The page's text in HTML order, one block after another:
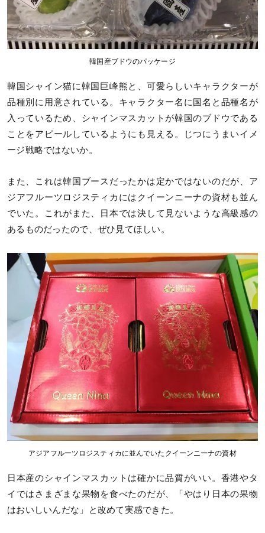
韓国産ブドウのパッケージ
韓国シャイン猫に韓国巨峰熊と、可愛らしいキャラクターが
品種別に用意されている。キャラクター名に国名と品種名が
入っているため、シャインマスカットが韓国のブドウである
ことをアピールしているようにも見える。じつにうまいイメ
ージ戦略ではないか。
また、これは韓国ブースだったかは定かではないのだが、ア
ジアフルーツロジスティカにはクイーンニーナの資材も並ん
でいた。これがまた、日本では決して見ないような高級感の
あるものだったので、ぜひ見てほしい。
アジアフルーツロジスティカに並んでいたクイーンニーナの資材
日本産のシャインマスカットは確かに品質がいい。香港やタ
イではさまざまな果物を食べたのだが、「やはり日本の果物
はおいしいんだな」と改めて実感できた。